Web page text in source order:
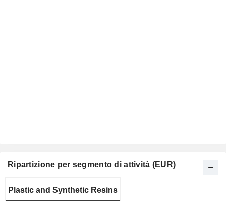
Ripartizione per segmento di attività (EUR)
Fiscale:
Plastic and Synthetic Resins